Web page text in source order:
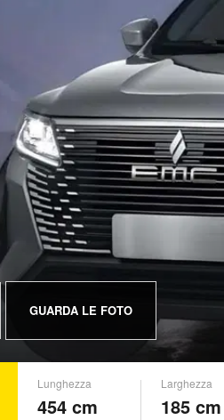
GUARDA LE FOTO
Lunghezza
454 cm
Larghezza
185 cm